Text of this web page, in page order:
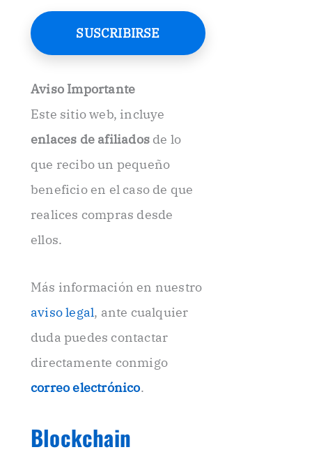
e
o
E
c
t
r
ó
i
o
.
SUSCRIBIRSE
Aviso Importante
Este sitio web, incluye
enlaces de afiliados de lo
que recibo un pequeño
beneficio en el caso de que
realices compras desde
ellos.
Más información en nuestro
aviso legal, ante cualquier
duda puedes contactar
directamente conmigo
correo electrónico.
Blockchain